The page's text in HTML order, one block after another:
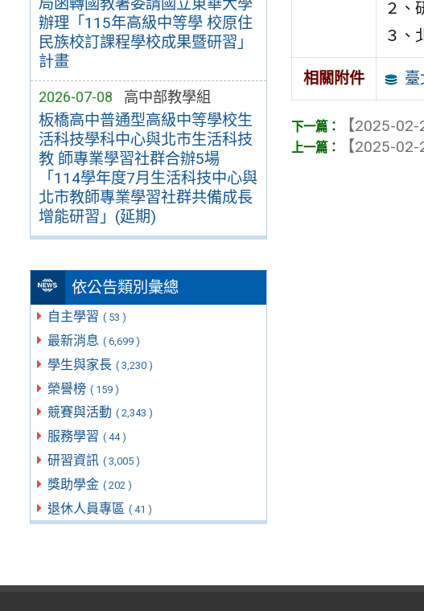
辦理「115年高級中等學 校原住
民族校訂課程學校成果暨研習」
計畫
2026-07-08 高中部教學組
板橋高中普通型高級中等學校生
活科技學科中心與北市生活科技
教 師專業學習社群合辦5場
「114學年度7月生活科技中心與
北市教師專業學習社群共備成長
增能研習」(延期)
依公告類別彙總
自主學習 ( 53 )
最新消息 ( 6,699 )
學生與家長 ( 3,230 )
榮譽榜 ( 159 )
競賽與活動 ( 2,343 )
服務學習 ( 44 )
研習資訊 ( 3,005 )
獎助學金 ( 202 )
退休人員專區 ( 41 )
２、
３、
相關附件 臺
【2025-02-
【2025-